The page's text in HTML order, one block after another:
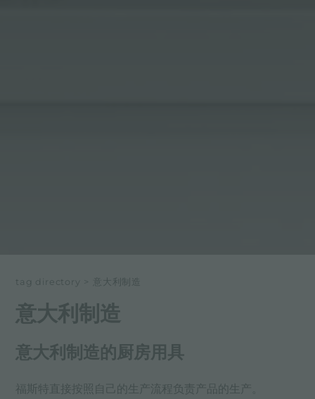
tag directory > 意大利制造
意大利制造
意大利制造的厨房用具
福斯特直接按照自己的生产流程负责产品的生产。